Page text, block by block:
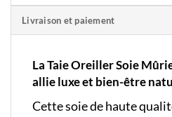
Livraison et paiement
La Taie Oreiller Soie
allie luxe et bien-être
Cette soie de haute